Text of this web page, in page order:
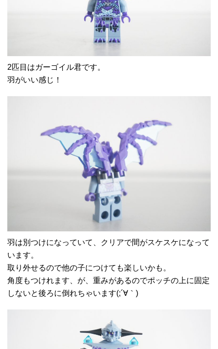
2匹目はガーゴイル君です。
羽がいい感じ！
羽は別つけになっていて、クリアで間がスケスケになって
います。
取り外せるので他の子につけても楽しいかも。
角度もつけれます、が、重みがあるのでポッチの上に固定
しないと後ろに倒れちゃいます(;´∀｀)